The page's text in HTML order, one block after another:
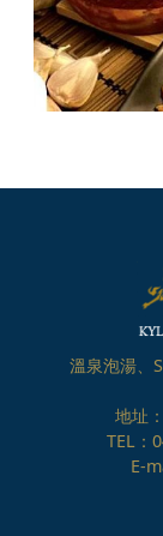
溫泉泡湯、
地址
TEL：
E-